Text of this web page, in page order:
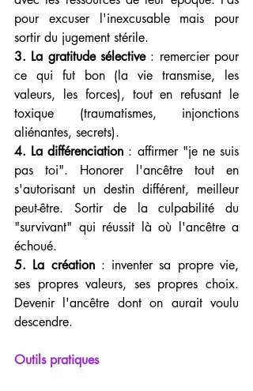
pour excuser l'inexcusable mais pour
sortir du jugement stérile.
3. La gratitude sélective : remercier pour
ce qui fut bon (la vie transmise, les
valeurs, les forces), tout en refusant le
toxique (traumatismes, injonctions
aliénantes, secrets).
4. La différenciation : affirmer "je ne suis
pas toi". Honorer l'ancêtre tout en
s'autorisant un destin différent, meilleur
peut-être. Sortir de la culpabilité du
"survivant" qui réussit là où l'ancêtre a
échoué.
5. La création : inventer sa propre vie,
ses propres valeurs, ses propres choix.
Devenir l'ancêtre dont on aurait voulu
descendre.
Outils pratiques